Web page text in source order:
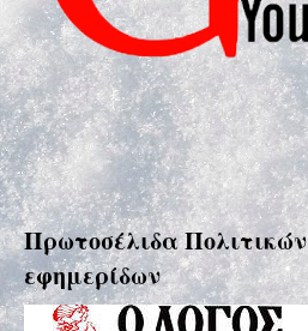
Πρωτοσέλιδα Πολιτικών
εφημερίδων